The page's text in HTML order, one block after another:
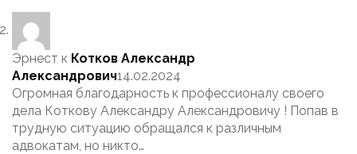
Эрнест к Котков Александр
Александрович14.02.2024
Огромная благодарность к профессионалу своего
дела Коткову Александру Александровичу ! Попав в
трудную ситуацию обращался к различным
адвокатам, но никто…